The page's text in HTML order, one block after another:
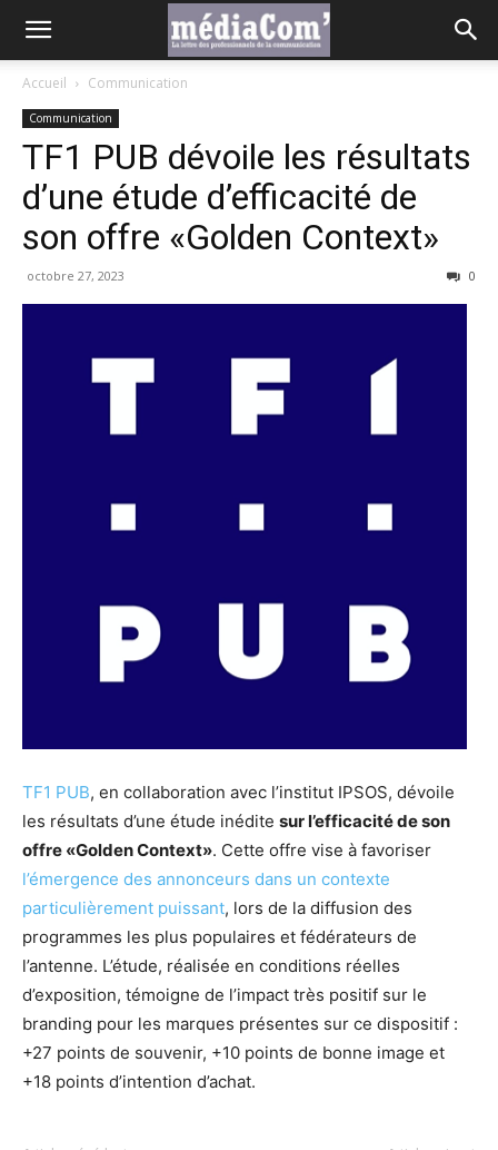
Accueil Communication
Communication
TF1 PUB dévoile les résultats
d’une étude d’efficacité de
son offre «Golden Context»
octobre 27, 2023 0
TF1 PUB, en collaboration avec l’institut IPSOS, dévoile
les résultats d’une étude inédite sur l’efficacité de son
offre «Golden Context». Cette offre vise à favoriser
l’émergence des annonceurs dans un contexte
particulièrement puissant, lors de la diffusion des
programmes les plus populaires et fédérateurs de
l’antenne. L’étude, réalisée en conditions réelles
d’exposition, témoigne de l’impact très positif sur le
branding pour les marques présentes sur ce dispositif :
+27 points de souvenir, +10 points de bonne image et
+18 points d’intention d’achat.